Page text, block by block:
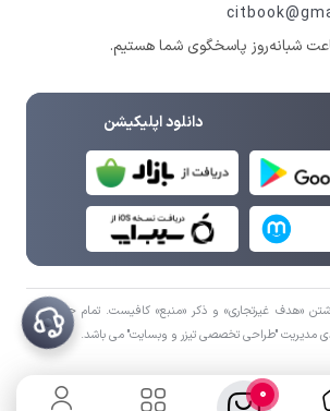
0
دانلود اپلیکیشن
«هدف غیرتجاری» و ذکر «منبع» کافیست. تمام حقوق اين
مدیریت "طراحی تخصصی تیزر و وبسایت" می باشد.